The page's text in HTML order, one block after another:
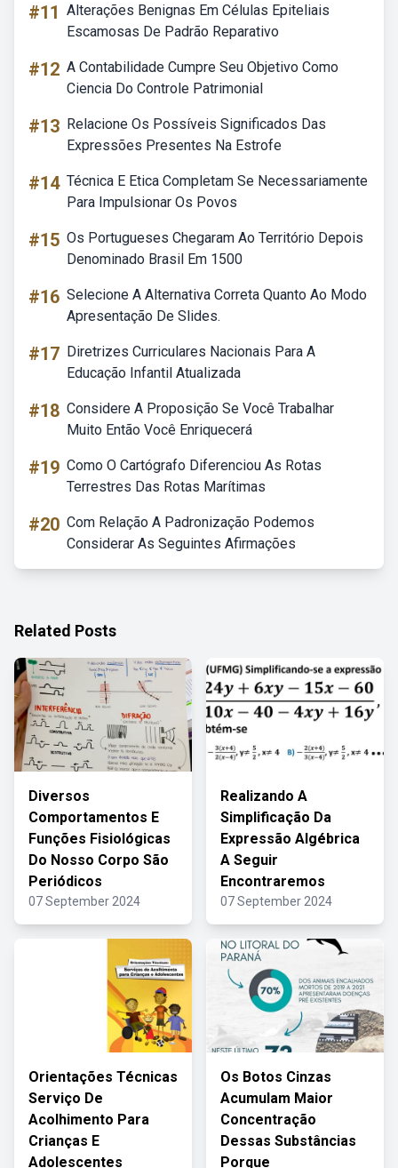
#11 Alterações Benignas Em Células Epiteliais
Escamosas De Padrão Reparativo
#12 A Contabilidade Cumpre Seu Objetivo Como
Ciencia Do Controle Patrimonial
#13 Relacione Os Possíveis Significados Das
Expressões Presentes Na Estrofe
#14 Técnica E Etica Completam Se Necessariamente
Para Impulsionar Os Povos
#15 Os Portugueses Chegaram Ao Território Depois
Denominado Brasil Em 1500
#16 Selecione A Alternativa Correta Quanto Ao Modo
Apresentação De Slides.
#17 Diretrizes Curriculares Nacionais Para A
Educação Infantil Atualizada
#18 Considere A Proposição Se Você Trabalhar
Muito Então Você Enriquecerá
#19 Como O Cartógrafo Diferenciou As Rotas
Terrestres Das Rotas Marítimas
#20 Com Relação A Padronização Podemos
Considerar As Seguintes Afirmações
Related Posts
Diversos
Comportamentos E
Funções Fisiológicas
Do Nosso Corpo São
Periódicos
07 September 2024
Realizando A
Simplificação Da
Expressão Algébrica
A Seguir
Encontraremos
07 September 2024
Orientações Técnicas
Serviço De
Acolhimento Para
Crianças E
Adolescentes
Os Botos Cinzas
Acumulam Maior
Concentração
Dessas Substâncias
Porque